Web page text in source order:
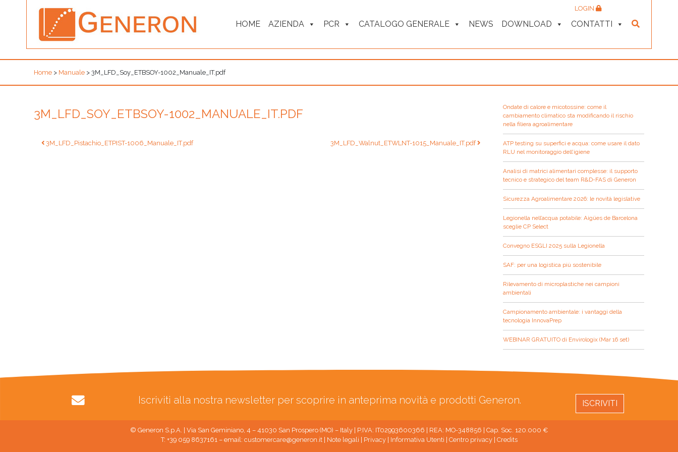
HOME AZIENDA PCR CATALOGO GENERALE NEWS DOWNLOAD CONTATTI
LOGIN
Home > Manuale > 3M_LFD_Soy_ETBSOY-1002_Manuale_IT.pdf
3M_LFD_SOY_ETBSOY-1002_MANUALE_IT.PDF
Navigazione
3M_LFD_Pistachio_ETPIST-1006_Manuale_IT.pdf 3M_LFD_Walnut_ETWLNT-1015_Manuale_IT.pdf
Ondate di calore e micotossine: come il
cambiamento climatico sta modificando il rischio
nella filiera agroalimentare
ATP testing su superfici e acqua: come usare il dato
RLU nel monitoraggio dell’igiene
Analisi di matrici alimentari complesse: il supporto
tecnico e strategico del team R&D-FAS di Generon
Sicurezza Agroalimentare 2026: le novità legislative
Legionella nell’acqua potabile: Aigües de Barcelona
sceglie CP Select
Convegno ESGLI 2025 sulla Legionella
SAF: per una logistica più sostenibile
Rilevamento di microplastiche nei campioni
ambientali
Campionamento ambientale: i vantaggi della
tecnologia InnovaPrep
WEBINAR GRATUITO di Envirologix (Mar 16 set)
Iscriviti alla nostra newsletter per scoprire in anteprima novità e prodotti Generon. ISCRIVITI
© Generon S.p.A. | Via San Geminiano, 4 – 41030 San Prospero (MO) – Italy | P.IVA: IT02993600366 | REA: MO-348856 | Cap. Soc. 120.000 €
T: +39 059 8637161 – email: customercare@generon.it| Note legali Privacy| Informativa Utenti Centro privacy| Credits